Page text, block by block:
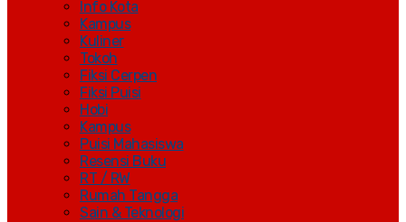
Info Kota
Kampus
Kuliner
Tokoh
Fiksi Cerpen
Fiksi Puisi
Hobi
Kampus
Puisi Mahasiswa
Resensi Buku
RT / RW
Rumah Tangga
Sain & Teknologi